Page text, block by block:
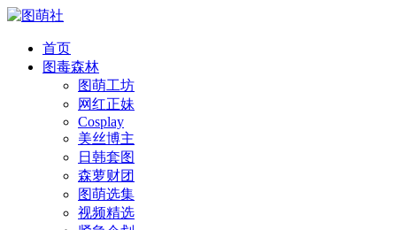
首页
图毒森林
图萌工坊
网红正妹
Cosplay
美丝博主
日韩套图
森萝财团
图萌选集
视频精选